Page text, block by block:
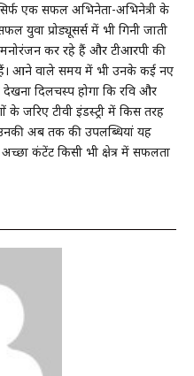
एक सफल अभिनेता-अभिनेत्री के
युवा प्रोड्यूसर्स में भी गिनी जाती
कर रहे हैं और टीआरपी की
आने वाले समय में भी उनके कई नए
दिलचस्प होगा कि रवि और
के जरिए टीवी इंडस्ट्री में किस तरह
अब तक की उपलब्धियां यह
कंटेंट किसी भी क्षेत्र में सफलता